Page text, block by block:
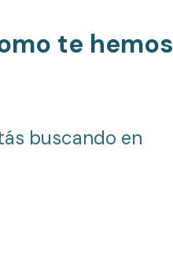
te hemos
buscando en